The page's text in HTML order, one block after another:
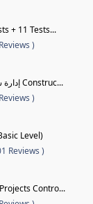
+ 11 Tests...
)
إدارة شركات المقاولات Construc...
)
Level)
Reviews )
Contro...